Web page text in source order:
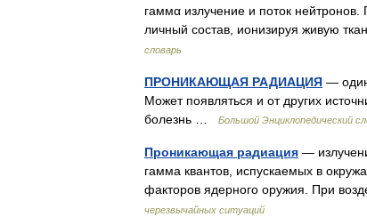
гаммα излучение и поток
личный состав, ионизируя живую
словарь
ПРОНИКАЮЩАЯ РАДИАЦИЯ —
Может появляться и от других
болезнь …
Большой Энциклопедический
Проникающая радиация —
гамма квантов, испускаемых в
факторов ядерного оружия. При
черезвычайных ситуаций